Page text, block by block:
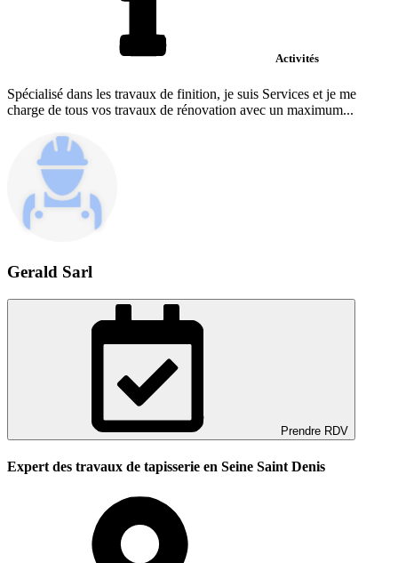
Activités
Spécialisé dans les travaux de finition, je suis Services et je me
charge de tous vos travaux de rénovation avec un maximum...
Gerald Sarl
Prendre RDV
Expert des travaux de tapisserie en Seine Saint Denis